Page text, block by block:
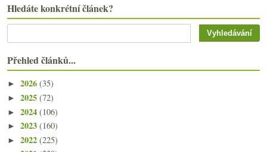
Hledáte konkrétní článek?
Přehled článků...
► 2026 (35)
► 2025 (72)
► 2024 (106)
► 2023 (160)
► 2022 (225)